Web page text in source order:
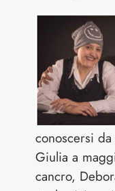
conoscersi
Giulia a
cancro,